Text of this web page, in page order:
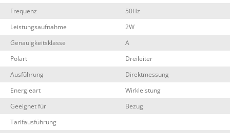
Frequenz
50Hz
Leistungsaufnahme
2W
Genauigkeitsklasse
A
Polart
Dreileiter
Ausführung
Direktmessung
Energieart
Wirkleistung
Geeignet für
Bezug
Tarifausführung